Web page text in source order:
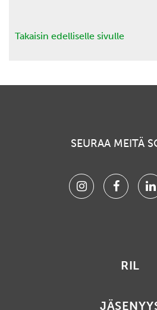
Takaisin edelliselle sivulle
SEURAA MEITÄ
Instagram
RIL